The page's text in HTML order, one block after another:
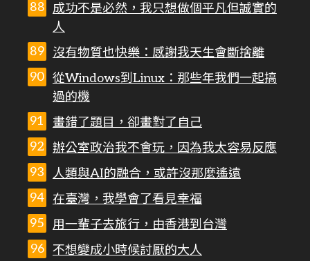
成功不是必然，我只想做個平凡但誠實的
人
沒有物質也快樂：感謝我天生會斷捨離
從Windows到Linux：那些年我們一起搞
過的機
畫錯了題目，卻畫對了自己
辦公室政治我不會玩，因為我太容易反應
人類與AI的融合，或許沒那麼遙遠
在臺灣，我學會了看見幸福
用一輩子去旅行，由香港到台灣
不想變成小時候討厭的大人